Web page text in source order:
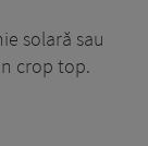
solară sau
crop top.